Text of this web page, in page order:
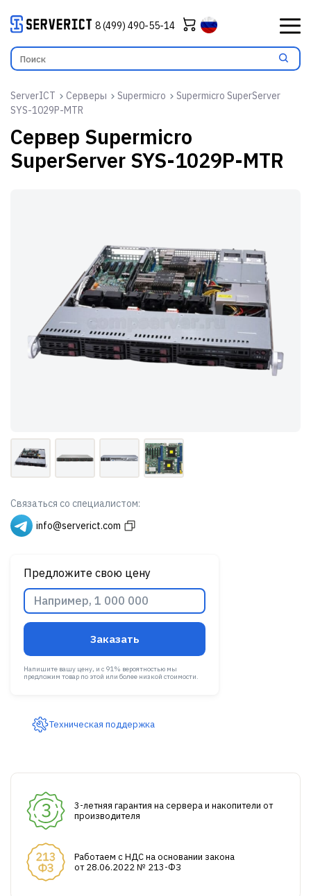
8 (499) 490-55-14
ServerICT Серверы Supermicro
Supermicro SuperServer
SYS-1029P-MTR
Сервер Supermicro
SuperServer SYS-1029P-MTR
Связаться со специалистом:
info@serverict.com
Предложите свою цену
Заказать
Напишите вашу цену, и с 91% вероятностью мы
предложим товар по этой или более низкой стоимости.
Техническая поддержка
3-летняя гарантия на сервера и накопители от
производителя
Работаем с НДС на основании закона
от 28.06.2022 № 213-ФЗ